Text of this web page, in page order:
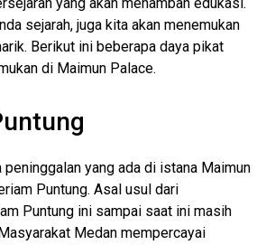
sejarah, juga kita akan menemukan
Berikut ini beberapa daya pikat
di Maimun Palace.
peninggalan yang ada di istana Maimun
Puntung. Asal usul dari
Puntung ini sampai saat ini masih
Medan mempercayai